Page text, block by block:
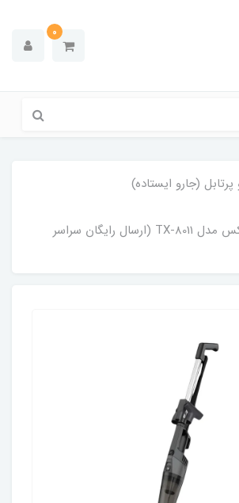
0
پرتابل (جارو ایستاده)
جارو پرتابل تیوارکس مدل TX-8011 (ارسال رایگان سراسر